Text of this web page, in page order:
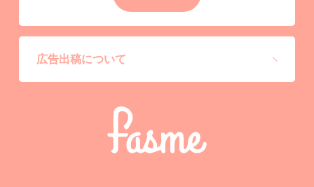
広告出稿について